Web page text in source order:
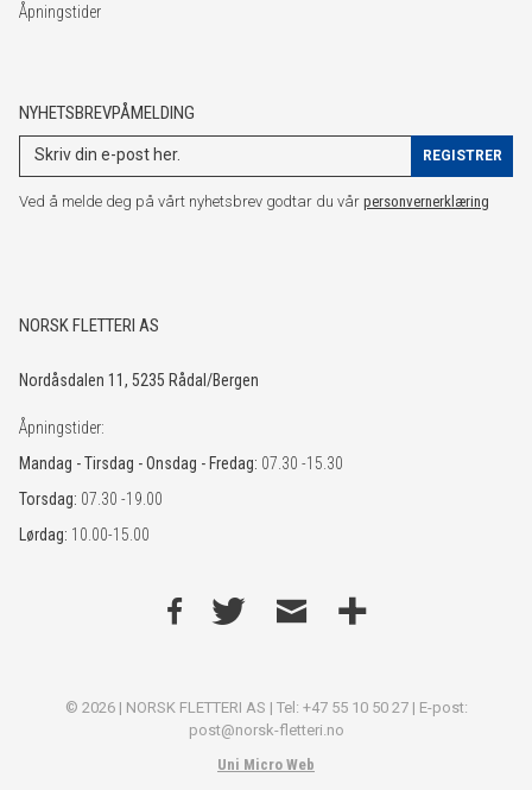
Åpningstider
NYHETSBREVPÅMELDING
Ved å melde deg på vårt nyhetsbrev godtar du vår personvernerklæring
NORSK FLETTERI AS
Nordåsdalen 11, 5235 Rådal/Bergen
Åpningstider:
Mandag - Tirsdag - Onsdag - Fredag: 07.30 -15.30
Torsdag: 07.30 -19.00
Lørdag: 10.00-15.00
© 2026 | NORSK FLETTERI AS | Tel: +47 55 10 50 27 | E-post:
post@norsk-fletteri.no
Uni Micro Web